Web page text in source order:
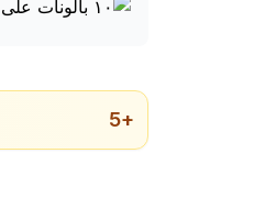
+
5